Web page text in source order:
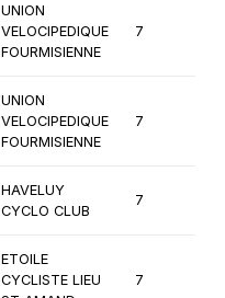
UNION
VELOCIPEDIQUE
FOURMISIENNE
7
UNION
VELOCIPEDIQUE
FOURMISIENNE
7
HAVELUY
CYCLO CLUB
7
ETOILE
CYCLISTE LIEU
7